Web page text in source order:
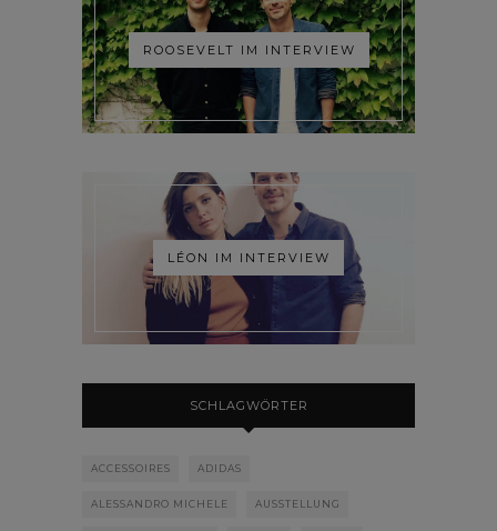
ROOSEVELT IM INTERVIEW
LÉON IM INTERVIEW
SCHLAGWÖRTER
ACCESSOIRES ADIDAS
ALESSANDRO MICHELE AUSSTELLUNG